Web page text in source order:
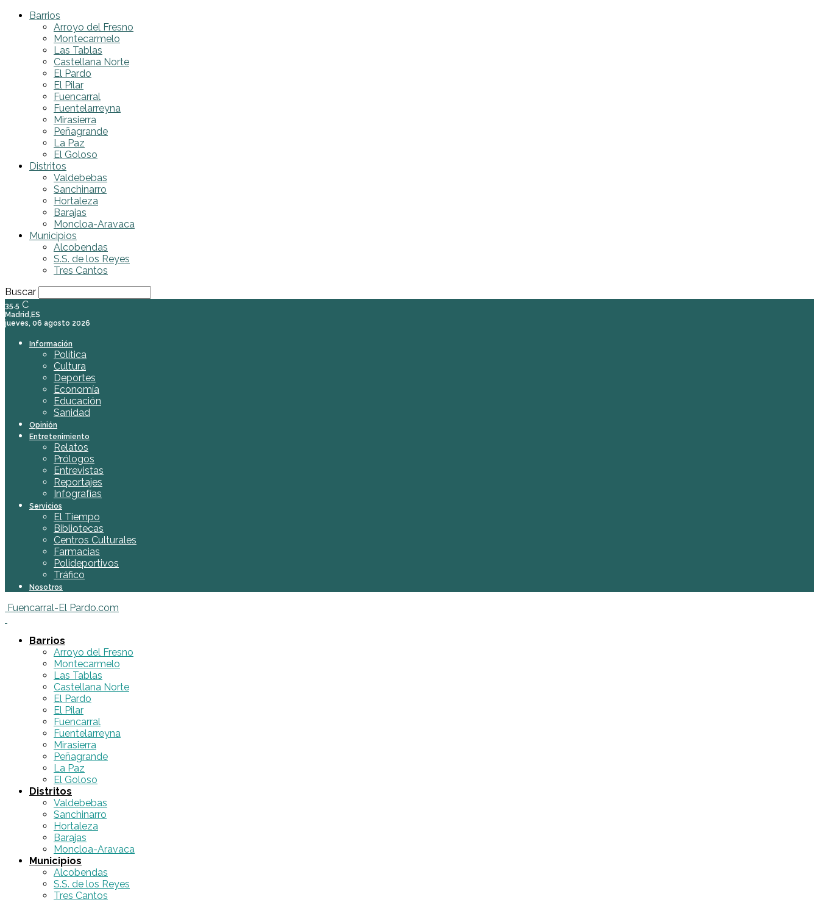
Barrios
Arroyo del Fresno
Montecarmelo
Las Tablas
Castellana Norte
El Pardo
El Pilar
Fuencarral
Fuentelarreyna
Mirasierra
Peñagrande
La Paz
El Goloso
Distritos
Valdebebas
Sanchinarro
Hortaleza
Barajas
Moncloa-Aravaca
Municipios
Alcobendas
S.S. de los Reyes
Tres Cantos
Buscar
35.5 C
Madrid,ES
jueves, 06 agosto 2026
Información
Política
Cultura
Deportes
Economía
Educación
Sanidad
Opinión
Entretenimiento
Relatos
Prólogos
Entrevistas
Reportajes
Infografías
Servicios
El Tiempo
Bibliotecas
Centros Culturales
Farmacias
Polideportivos
Tráfico
Nosotros
Fuencarral-El Pardo.com
Barrios
Arroyo del Fresno
Montecarmelo
Las Tablas
Castellana Norte
El Pardo
El Pilar
Fuencarral
Fuentelarreyna
Mirasierra
Peñagrande
La Paz
El Goloso
Distritos
Valdebebas
Sanchinarro
Hortaleza
Barajas
Moncloa-Aravaca
Municipios
Alcobendas
S.S. de los Reyes
Tres Cantos